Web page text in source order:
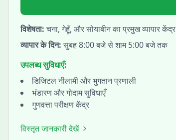
विशेषता: चना, गेहूँ, और सोयाबीन का प्रमुख व्यापार केंद्र
व्यापार के दिन: सुबह 8:00 बजे से शाम 5:00 बजे तक
उपलब्ध सुविधाएँ:
डिजिटल नीलामी और भुगतान प्रणाली
भंडारण और गोदाम सुविधाएँ
गुणवत्ता परीक्षण केंद्र
विस्तृत जानकारी देखें